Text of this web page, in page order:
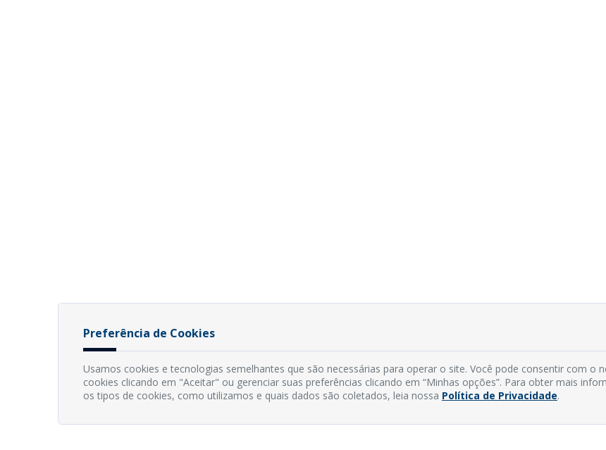
Preferência de Cookies
Usamos cookies e tecnologias semelhantes que são necessárias para operar o site. Você pode consentir com o
cookies clicando em "Aceitar" ou gerenciar suas preferências clicando em “Minhas opções”. Para obter mais
os tipos de cookies, como utilizamos e quais dados são coletados, leia nossa Política de Privacidade.